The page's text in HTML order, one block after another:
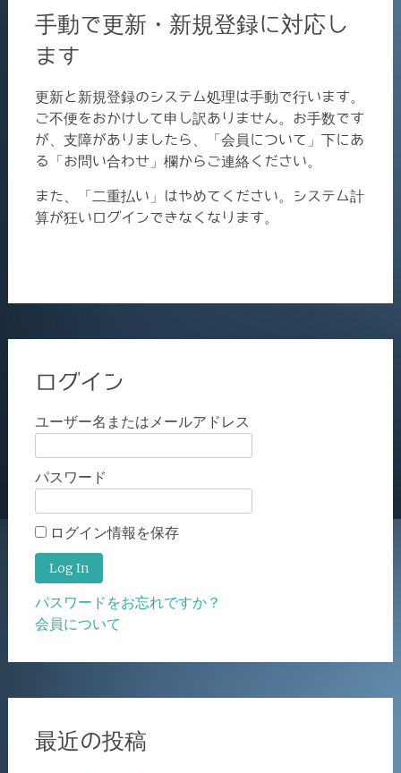
手動で更新・新規登録に対応し
ます
更新と新規登録のシステム処理は手動で行います。
ご不便をおかけして申し訳ありません。お手数です
が、支障がありましたら、「会員について」下にあ
る「お問い合わせ」欄からご連絡ください。
また、「二重払い」はやめてください。システム計
算が狂いログインできなくなります。
ログイン
ユーザー名またはメールアドレス
パスワード
ログイン情報を保存
パスワードをお忘れですか？
会員について
最近の投稿